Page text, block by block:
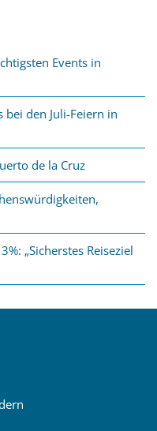
Events in
bei den Juli-Feiern in
de la Cruz
„Sicherstes Reiseziel